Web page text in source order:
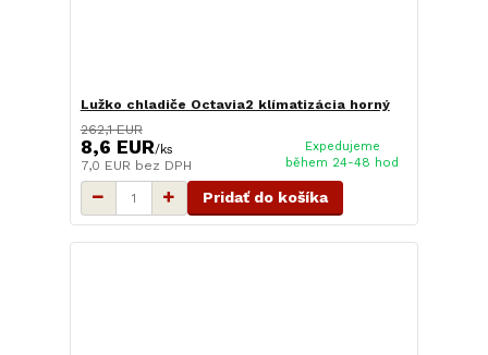
Lužko chladiče Octavia2 klímatizácia horný
262,1 EUR
8,6 EUR/ks
7,0 EUR bez DPH
Expedujeme
během 24-48 hod
Pridať do košíka